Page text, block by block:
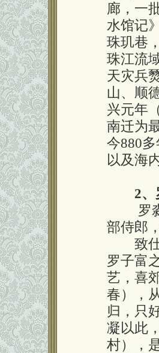
廊，一
水馆记
珠玑巷
珠江流
天灾兵
山、顺
兴元年
南迁为
今880
以及海
2
罗淼
部侍郎
致仕
罗子富
艺，喜
春），
归，只
凝以此
村），